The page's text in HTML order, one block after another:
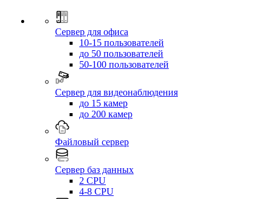
Сервер для офиса
10-15 пользователей
до 50 пользователей
50-100 пользователей
Сервер для видеонаблюдения
до 15 камер
до 200 камер
Файловый сервер
Сервер баз данных
2 CPU
4-8 CPU